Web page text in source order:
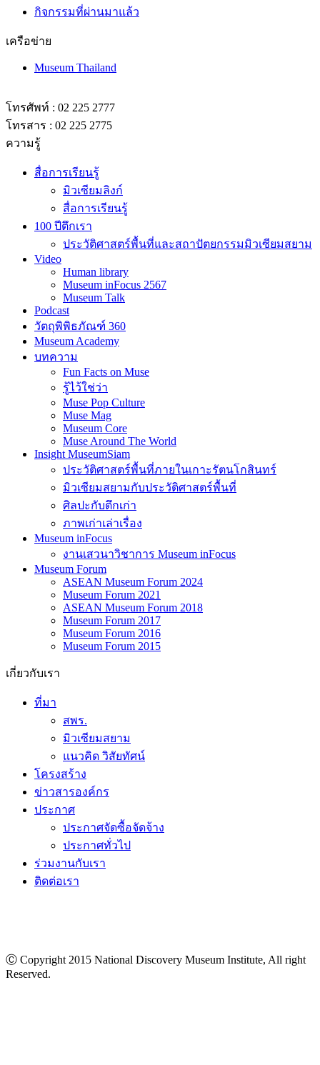
กิจกรรมที่ผ่านมาแล้ว
เครือข่าย
Museum Thailand
โทรศัพท์ : 02 225 2777
โทรสาร : 02 225 2775
ความรู้
สื่อการเรียนรู้
มิวเซียมลิงก์
สื่อการเรียนรู้
100 ปีตึกเรา
ประวัติศาสตร์พื้นที่และสถาปัตยกรรมมิวเซียมสยาม
Video
Human library
Museum inFocus 2567
Museum Talk
Podcast
วัตถุพิพิธภัณฑ์ 360
Museum Academy
บทความ
Fun Facts on Muse
รู้ไว้ใช่ว่า
Muse Pop Culture
Muse Mag
Museum Core
Muse Around The World
Insight MuseumSiam
ประวัติศาสตร์พื้นที่ภายในเกาะรัตนโกสินทร์
มิวเซียมสยามกับประวัติศาสตร์พื้นที่
ศิลปะกับตึกเก่า
ภาพเก่าเล่าเรื่อง
Museum inFocus
งานเสวนาวิชาการ Museum inFocus
Museum Forum
ASEAN Museum Forum 2024
Museum Forum 2021
ASEAN Museum Forum 2018
Museum Forum 2017
Museum Forum 2016
Museum Forum 2015
เกี่ยวกับเรา
ที่มา
สพร.
มิวเซียมสยาม
แนวคิด วิสัยทัศน์
โครงสร้าง
ข่าวสารองค์กร
ประกาศ
ประกาศจัดซื้อจัดจ้าง
ประกาศทั่วไป
ร่วมงานกับเรา
ติดต่อเรา
Ⓒ Copyright 2015 National Discovery Museum Institute, All right
Reserved.